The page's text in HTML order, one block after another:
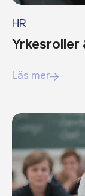
HR
Yrkesroller
Läs mer